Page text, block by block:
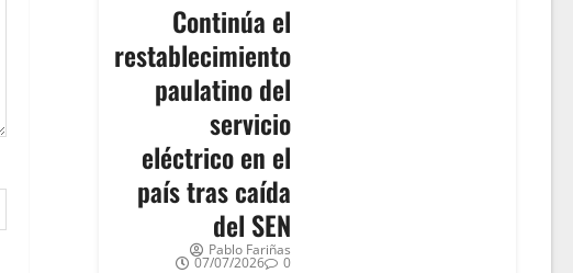
Continúa el
restablecimiento
paulatino del
servicio
eléctrico en el
país tras caída
del SEN
Pablo Fariñas
07/07/2026
0